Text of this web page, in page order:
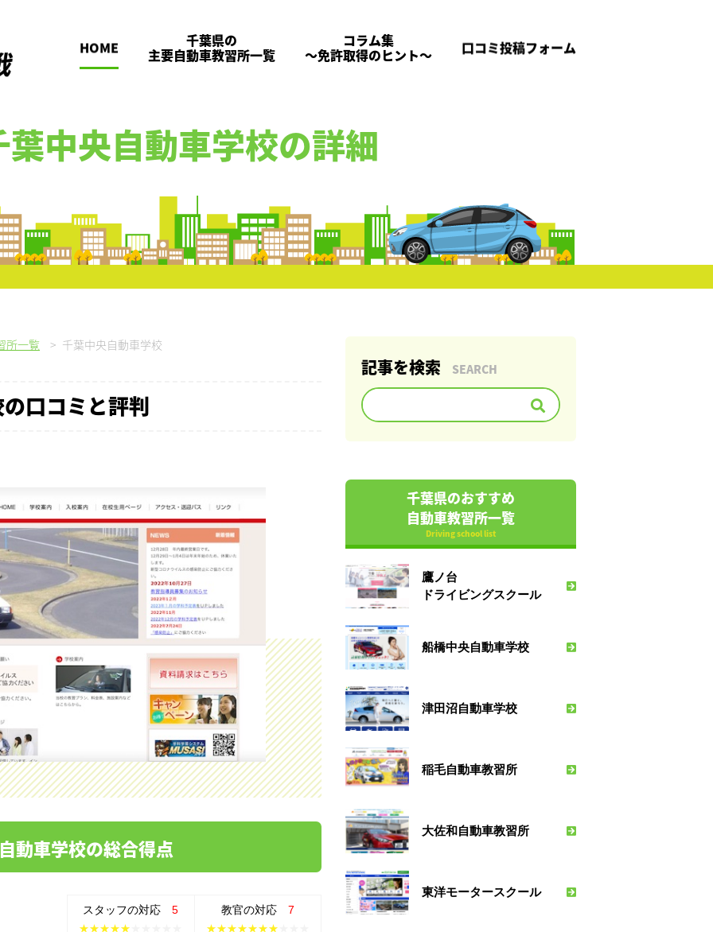
HOME 千葉県の
主要自動車教習所一覧
コラム集
～免許取得のヒント～ 口コミ投稿フォーム
葉中央自動車学校の詳細
所一覧 > 千葉中央自動車学校
口コミと評判
動車学校の総合得点
スタッフの対応 5
★★★★★
教官の対応 7
★★★★★★★
記事を検索 SEARCH
千葉県のおすすめ
自動車教習所一覧
Driving school list
鷹ノ台
ドライビングスクール
船橋中央自動車学校
津田沼自動車学校
稲毛自動車教習所
大佐和自動車教習所
東洋モータースクール